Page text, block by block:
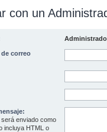
con un
correo
enviado como
incluya HTML o